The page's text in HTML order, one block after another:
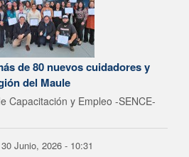
de 80 nuevos cuidadores y
del Maule
Capacitación y Empleo -SENCE-
Junio, 2026 - 10:31